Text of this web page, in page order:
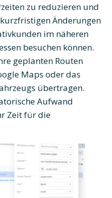
zu reduzieren und
Änderungen
im näheren
besuchen können.
geplanten Routen
Maps oder das
übertragen.
Aufwand
Zeit für die